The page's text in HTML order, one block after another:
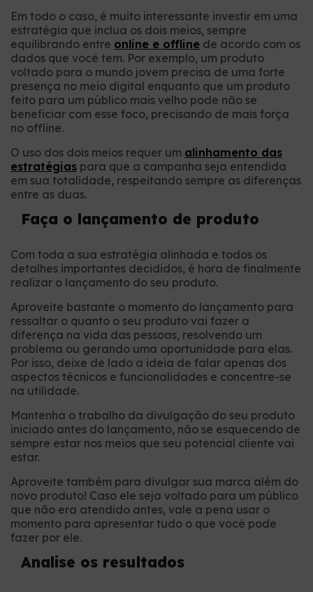
Em todo o caso, é muito interessante investir em uma
estratégia que inclua os dois meios, sempre
equilibrando entre online e offline de acordo com os
dados que você tem. Por exemplo, um produto
voltado para o mundo jovem precisa de uma forte
presença no meio digital enquanto que um produto
feito para um público mais velho pode não se
beneficiar com esse foco, precisando de mais força
no offline.
O uso dos dois meios requer um alinhamento das
estratégias para que a campanha seja entendida
em sua totalidade, respeitando sempre as diferenças
entre as duas.
Faça o lançamento de produto
Com toda a sua estratégia alinhada e todos os
detalhes importantes decididos, é hora de finalmente
realizar o lançamento do seu produto.
Aproveite bastante o momento do lançamento para
ressaltar o quanto o seu produto vai fazer a
diferença na vida das pessoas, resolvendo um
problema ou gerando uma oportunidade para elas.
Por isso, deixe de lado a ideia de falar apenas dos
aspectos técnicos e funcionalidades e concentre-se
na utilidade.
Mantenha o trabalho da divulgação do seu produto
iniciado antes do lançamento, não se esquecendo de
sempre estar nos meios que seu potencial cliente vai
estar.
Aproveite também para divulgar sua marca além do
novo produto! Caso ele seja voltado para um público
que não era atendido antes, vale a pena usar o
momento para apresentar tudo o que você pode
fazer por ele.
Analise os resultados